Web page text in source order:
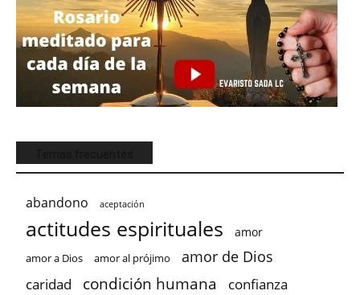
abandono aceptación
actitudes espirituales amor
amor a Dios amor al prójimo amor de Dios
caridad condición humana confianza